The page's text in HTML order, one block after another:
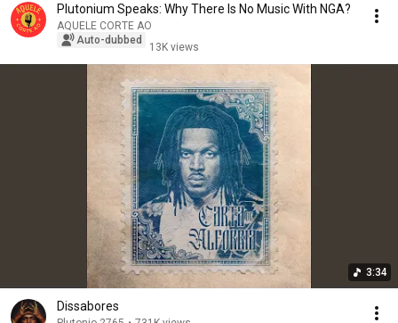
Plutonium Speaks: Why There Is No Music With NGA?
AQUELE CORTE AO
Auto-dubbed
13K views
3:34
Dissabores